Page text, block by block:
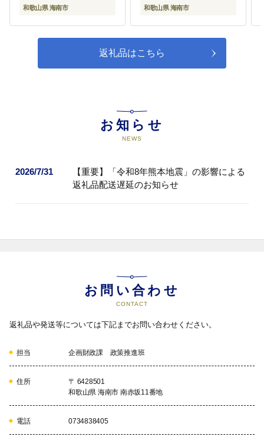
和歌山県 海南市 和歌山県 海南市
返礼品はこちら
お知らせ
NEWS
2026/7/31
【重要】「令和8年熊本地震」の影響による
返礼品配送遅延のお知らせ
お問い合わせ
CONTACT
返礼品や発送等については下記までお問い合わせください。
担当 企画財政課 政策推進班
住所
〒 6428501
和歌山県 海南市 南赤坂11番地
電話 0734838405